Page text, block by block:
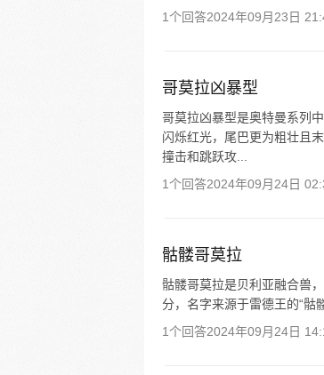
1个回答2024年09月23日
哥莫拉凶暴型
哥莫拉凶暴型是奥特曼系列
闪烁红光，尾巴更为粗壮且
撞击和跳跃攻...
1个回答2024年09月24日
骷髅哥莫拉
骷髅哥莫拉是贝利亚融合兽
分，名字来源于雷德王的“骷
1个回答2024年09月24日